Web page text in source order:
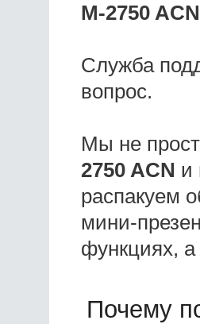
M-2750
Служба
вопрос.
Мы не
2750 AСN и
распакуем
мини-
функциях,
Почему